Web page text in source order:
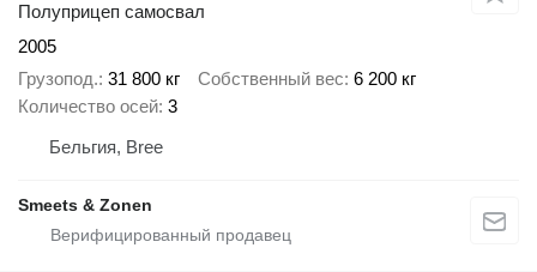
Полуприцеп самосвал
2005
Грузопод. 31 800 кг Собственный вес 6 200 кг
Количество осей 3
Бельгия, Bree
Smeets & Zonen